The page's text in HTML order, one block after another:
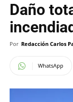
Daño
Por Redacción Carlos
WhatsApp